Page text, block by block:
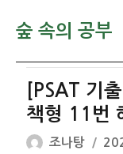
숲 속의 공부
[PSAT 기
책형 11번
글
조나탕
작